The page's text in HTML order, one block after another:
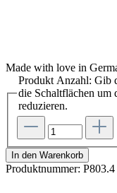
Made with love in
Produkt Anzahl: Gib
die Schaltflächen um
reduzieren.
In den Warenkorb
Produktnummer: P803.4